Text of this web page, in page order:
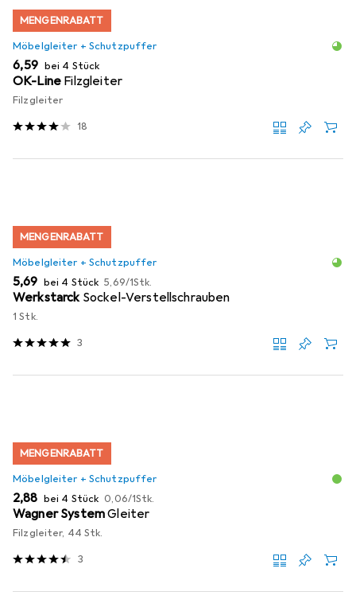
MENGENRABATT
Möbelgleiter + Schutzpuffer
EUR
6,59 bei 4 Stück
OK-Line Filzgleiter
Filzgleiter
18
MENGENRABATT
Möbelgleiter + Schutzpuffer
EUR
5,69 bei 4 Stück EUR
5,69/1Stk.
Werkstarck Sockel-Verstellschrauben
1 Stk.
3
MENGENRABATT
Möbelgleiter + Schutzpuffer
EUR
2,88 bei 4 Stück EUR
0,06/1Stk.
Wagner SystemGleiter
Filzgleiter, 44 Stk.
3